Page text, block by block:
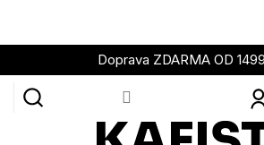
obsah
Doprava ZDARMA OD